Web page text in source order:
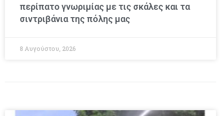
περίπατο γνωριμίας με τις σκάλες και τα
σιντριβάνια της πόλης μας
8 Αυγούστου, 2026